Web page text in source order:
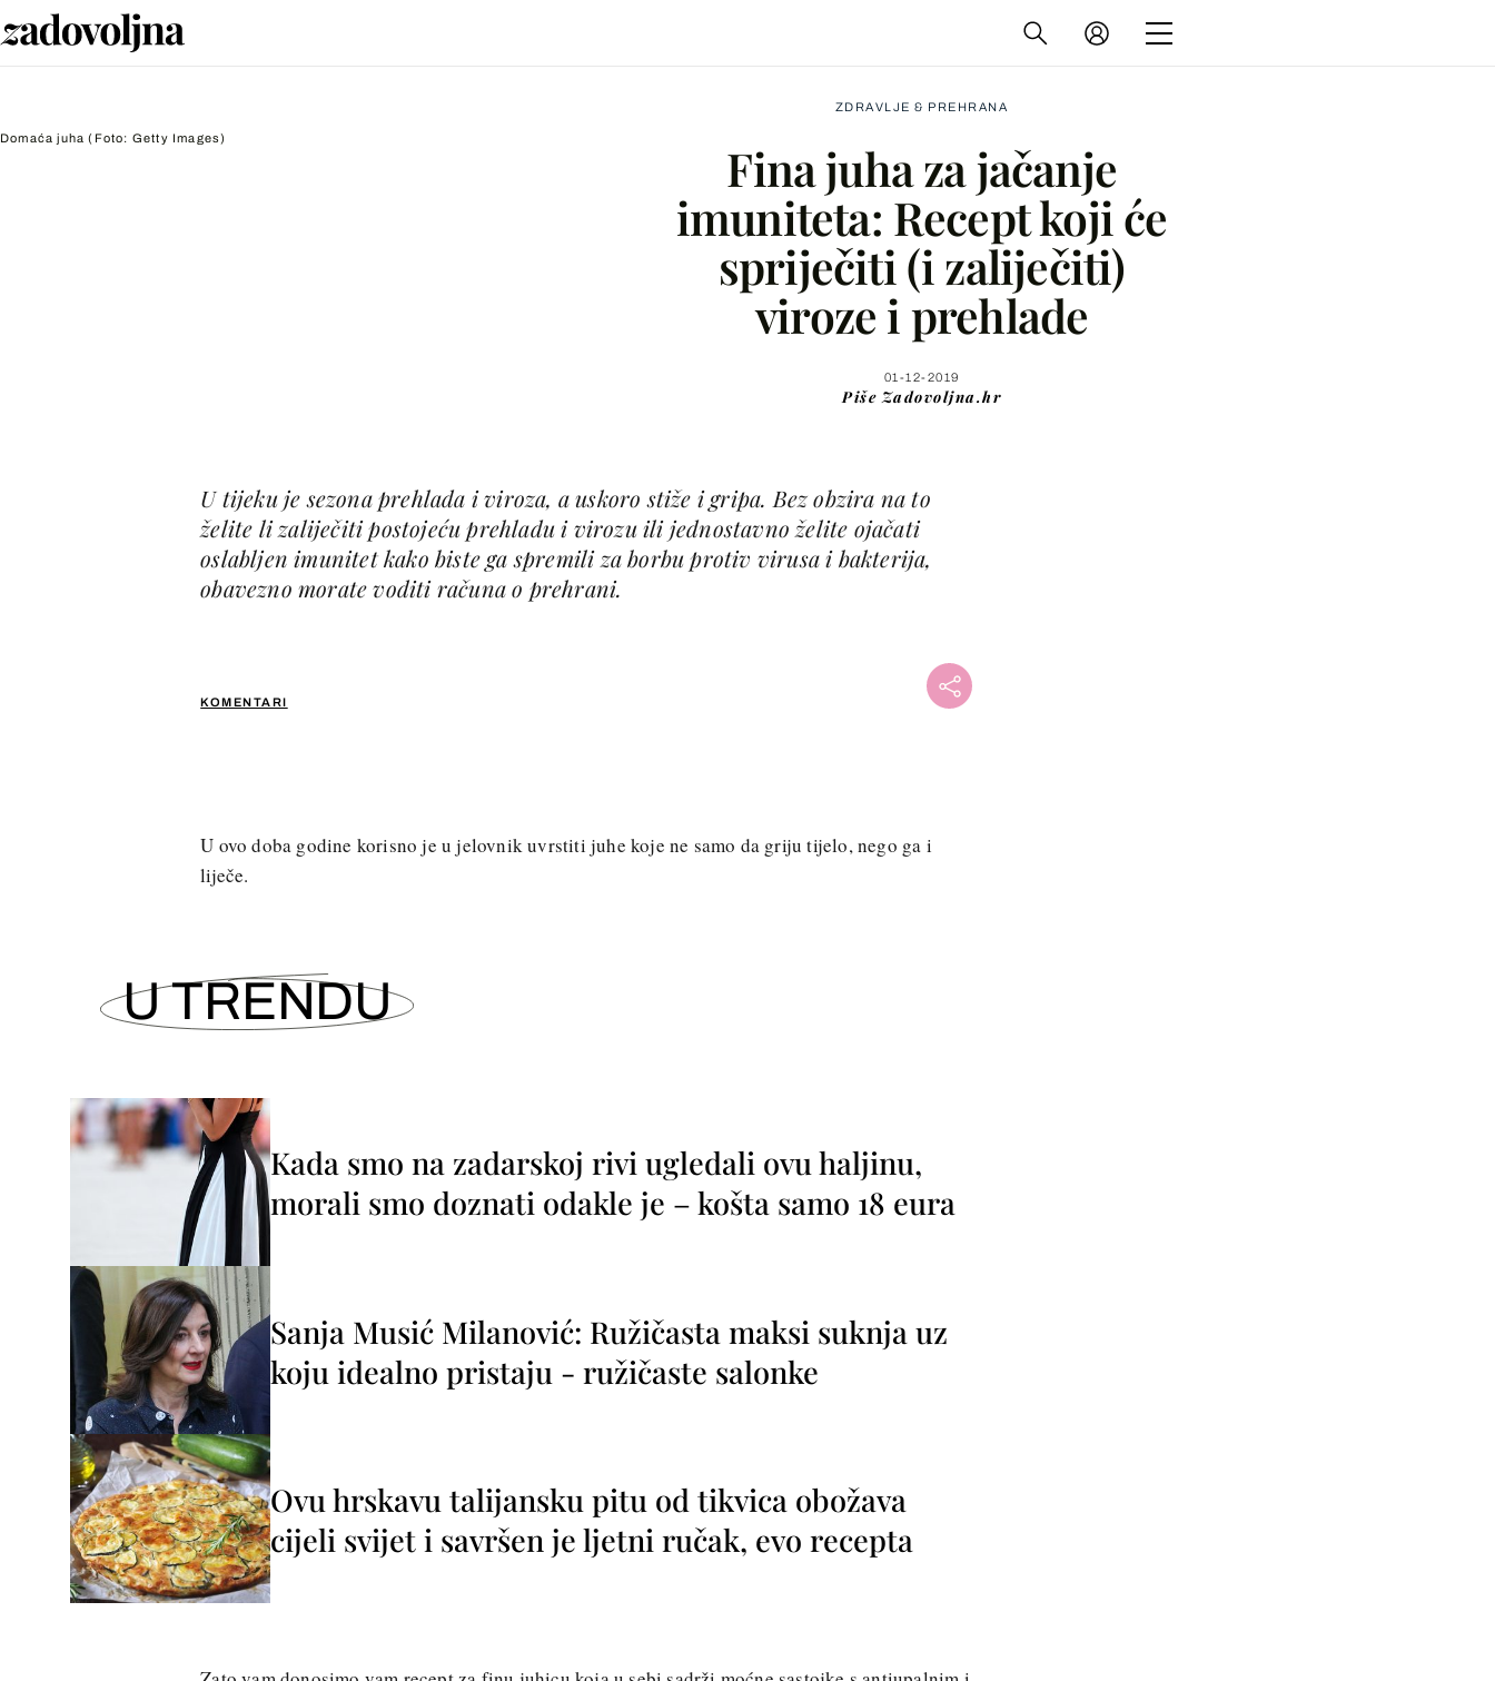
Domaća juha(Foto: Getty Images)
ZDRAVLJE & PREHRANA
Fina juha za jačanje
imuniteta: Recept koji će
spriječiti (i zaliječiti)
viroze i prehlade
01-12-2019
Piše Zadovoljna.hr
KOMENTARI
U tijeku je sezona prehlada i viroza, a uskoro stiže i gripa. Bez obzira na to
želite li zaliječiti postojeću prehladu i virozu ili jednostavno želite ojačati
oslabljen imunitet kako biste ga spremili za borbu protiv virusa i bakterija,
obavezno morate voditi računa o prehrani.
Facebook
U ovo doba godine korisno je u jelovnik uvrstiti juhe koje ne samo da griju tijelo, nego ga i
liječe.
U TRENDU
Kada smo na zadarskoj rivi ugledali ovu haljinu,
morali smo doznati odakle je – košta samo 18 eura
Sanja Musić Milanović: Ružičasta maksi suknja uz
koju idealno pristaju - ružičaste salonke
Ovu hrskavu talijansku pitu od tikvica obožava
cijeli svijet i savršen je ljetni ručak, evo recepta